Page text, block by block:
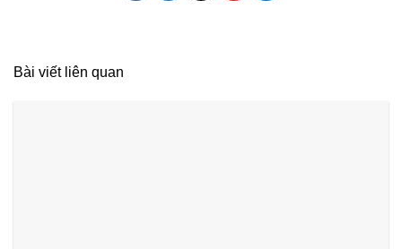
Bài viết liên quan